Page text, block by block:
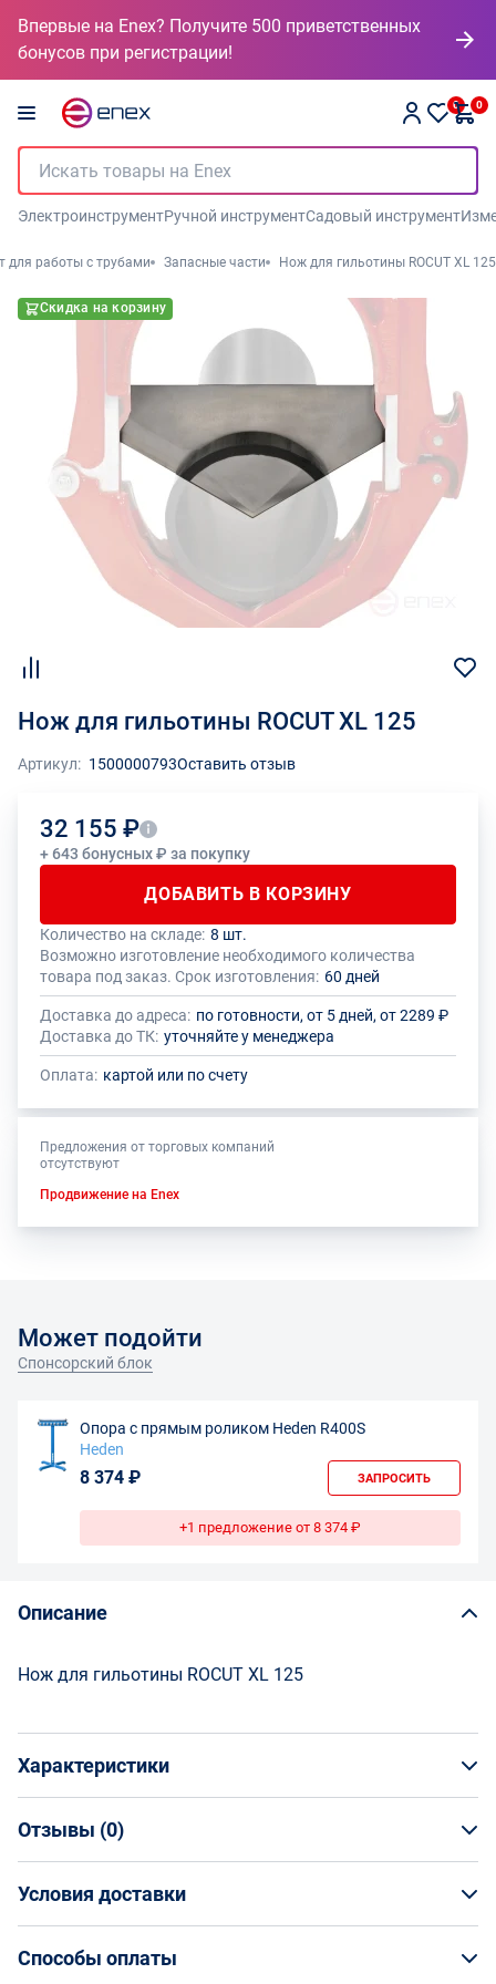
Впервые на Enex? Получите 500 приветственных
бонусов при регистрации!
0 0
ЭлектроинструментРучной инструментСадовый инструмент
для работы с трубами Запасные части Нож для гильотины ROCUT XL 125
Скидка на корзину
Нож для гильотины ROCUT XL 125
Артикул: 1500000793Оставить отзыв
32 155 ₽
+ 643 бонусных ₽ за покупку
ДОБАВИТЬ В КОРЗИНУ
Общее количество данного товара должно быть кратно размеру
упаковки (1 шт.)
На данный товар производителем установлено ограничение по
размеру минимального заказа
Количество на складе: 8 шт.
Возможно изготовление необходимого количества
товара под заказ. Срок изготовления: 60 дней
Доставка до адреса: по готовности, от 5 дней, от 2289 ₽
Доставка до ТК: уточняйте у менеджера
Оплата: картой или по счету
Предложения от торговых компаний
отсутствуют
Продвижение на Enex
Может подойти
Спонсорский блок
Опора с прямым роликом Heden R400S
Heden
8 374 ₽ ЗАПРОСИТЬ
+1 предложение от 8 374 ₽
Описание
Нож для гильотины ROCUT XL 125
Характеристики
Общая информация
ROTHENBERGER
Артикул
1500000793
Отзывы (0)
НАПИСАТЬ ОТЗЫВ
Условия доставки
Условия доставки
Способы оплаты